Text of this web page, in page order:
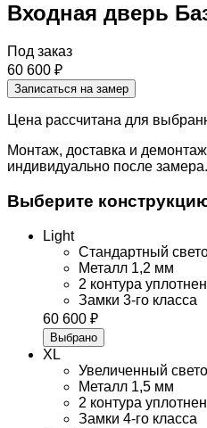
Входная дверь
Под заказ
60 600 ₽
Записаться на замер
Цена рассчитана для
Монтаж, доставка и
индивидуально после замера.
Выберите
Light
Стандартный
Металл 1,2 мм
2 контура
Замки 3-го класса
60 600 ₽
Выбрано
XL
Увеличенный
Металл 1,5 мм
2 контура
Замки 4-го класса